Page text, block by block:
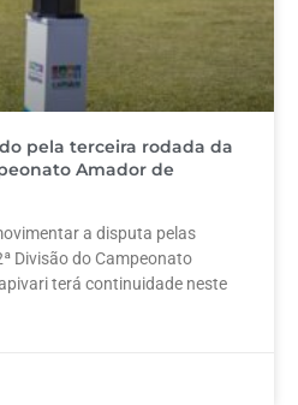
pela terceira rodada da
Amador de
a disputa pelas
Divisão do Campeonato
terá continuidade neste